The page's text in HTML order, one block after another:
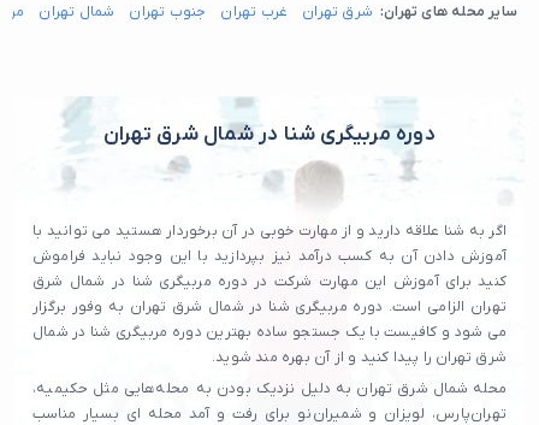
سایر محله های تهران: شرق تهران غرب تهران جنوب تهران شمال تهران
دوره مربیگری شنا در شمال شرق تهران
اگر به شنا علاقه دارید و از مهارت خوبی در آن برخوردار هستید می توانید با
آموزش دادن آن به کسب درآمد نیز بپردازید با این وجود نباید فراموش
کنید برای آموزش این مهارت شرکت در دوره مربیگری شنا در شمال شرق
تهران الزامی است. دوره مربیگری شنا در شمال شرق تهران به وفور برگزار
می شود و کافیست با یک جستجو ساده بهترین دوره مربیگری شنا در شمال
شرق تهران را پیدا کنید و از آن بهره مند شوید.
محله شمال شرق تهران به دلیل نزدیک بودن به محله‌هایی مثل حکیمیه،
تهران‌پارس، لویزان و شمیران‌نو برای رفت و آمد محله ای بسیار مناسب